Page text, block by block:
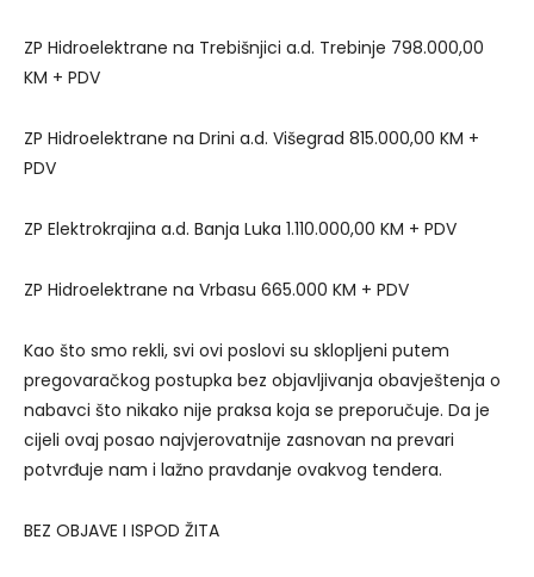
ZP Hidroelektrane na Trebišnjici a.d. Trebinje 798.000,00
KM + PDV
ZP Hidroelektrane na Drini a.d. Višegrad 815.000,00 KM +
PDV
ZP Elektrokrajina a.d. Banja Luka 1.110.000,00 KM + PDV
ZP Hidroelektrane na Vrbasu 665.000 KM + PDV
Kao što smo rekli, svi ovi poslovi su sklopljeni putem
pregovaračkog postupka bez objavljivanja obavještenja o
nabavci što nikako nije praksa koja se preporučuje. Da je
cijeli ovaj posao najvjerovatnije zasnovan na prevari
potvrđuje nam i lažno pravdanje ovakvog tendera.
BEZ OBJAVE I ISPOD ŽITA